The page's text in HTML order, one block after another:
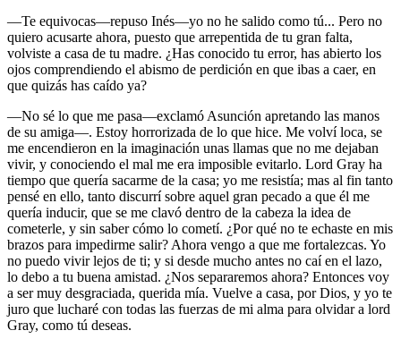
—Te equivocas—repuso Inés—yo no he salido como tú... Pero no
quiero acusarte ahora, puesto que arrepentida de tu gran falta,
volviste a casa de tu madre. ¿Has conocido tu error, has abierto los
ojos comprendiendo el abismo de perdición en que ibas a caer, en
que quizás has caído ya?
—No sé lo que me pasa—exclamó Asunción apretando las manos
de su amiga—. Estoy horrorizada de lo que hice. Me volví loca, se
me encendieron en la imaginación unas llamas que no me dejaban
vivir, y conociendo el mal me era imposible evitarlo. Lord Gray ha
tiempo que quería sacarme de la casa; yo me resistía; mas al fin tanto
pensé en ello, tanto discurrí sobre aquel gran pecado a que él me
quería inducir, que se me clavó dentro de la cabeza la idea de
cometerle, y sin saber cómo lo cometí. ¿Por qué no te echaste en mis
brazos para impedirme salir? Ahora vengo a que me fortalezcas. Yo
no puedo vivir lejos de ti; y si desde mucho antes no caí en el lazo,
lo debo a tu buena amistad. ¿Nos separaremos ahora? Entonces voy
a ser muy desgraciada, querida mía. Vuelve a casa, por Dios, y yo te
juro que lucharé con todas las fuerzas de mi alma para olvidar a lord
Gray, como tú deseas.